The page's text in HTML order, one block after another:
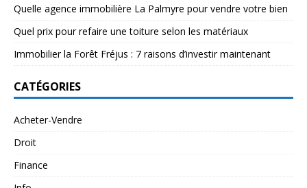
Quelle agence immobilière La Palmyre pour vendre votre bien
Quel prix pour refaire une toiture selon les matériaux
Immobilier la Forêt Fréjus : 7 raisons d’investir maintenant
CATÉGORIES
Acheter-Vendre
Droit
Finance